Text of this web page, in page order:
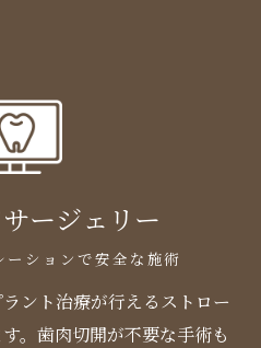
ージェリー
ーションで安全な施術
ント治療が行えるストロー
。歯肉切開が不要な手術も